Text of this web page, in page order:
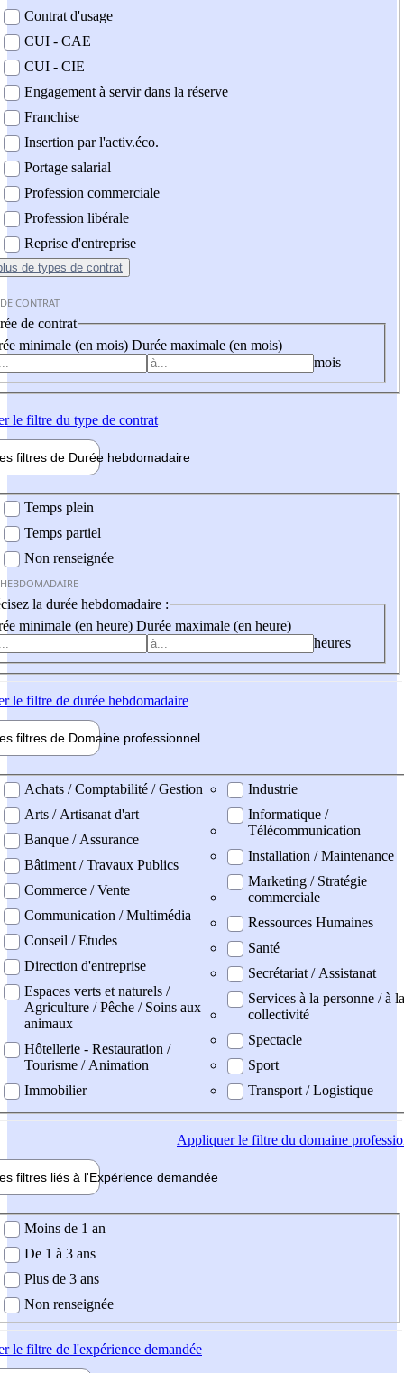
Contrat d'usage
CUI - CAE
CUI - CIE
Engagement à servir dans la réserve
Franchise
Insertion par l'activ.éco.
Portage salarial
Profession commerciale
Profession libérale
Reprise d'entreprise
de types de contrat
CONTRAT
de contrat
minimale (en mois) Durée maximale (en mois)
mois
le filtre du type de contrat
filtres de Durée hebdomadaire
Temps plein
Temps partiel
Non renseignée
la durée hebdomadaire :
minimale (en heure) Durée maximale (en heure)
heures
le filtre de durée hebdomadaire
filtres de Domaine professionnel
professionel
Achats / Comptabilité / Gestion
Arts / Artisanat d'art
Banque / Assurance
Bâtiment / Travaux Publics
Commerce / Vente
Communication / Multimédia
Conseil / Etudes
Direction d'entreprise
Espaces verts et naturels /
Agriculture / Pêche / Soins aux
animaux
Hôtellerie - Restauration /
Tourisme / Animation
Immobilier
Industrie
Informatique /
Télécommunication
Installation / Maintenance
Marketing / Stratégie
commerciale
Ressources Humaines
Santé
Secrétariat / Assistanat
Services à la personne / à la
collectivité
Spectacle
Sport
Transport / Logistique
Appliquerle filtre du domaine
filtres liés à l'Expérience demandée
demandée
Moins de 1 an
De 1 à 3 ans
Plus de 3 ans
Non renseignée
le filtre de l'expérience demandée